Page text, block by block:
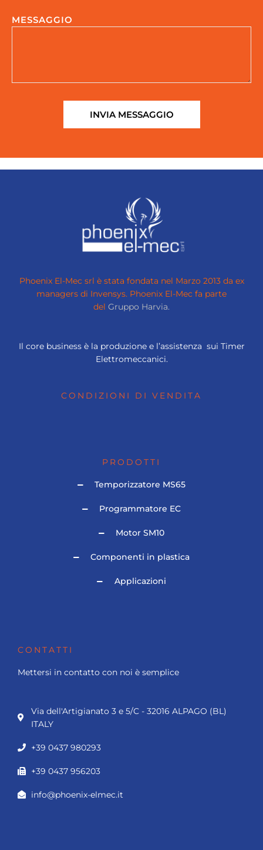
MESSAGGIO
INVIA MESSAGGIO
Phoenix El-Mec srl è stata fondata nel Marzo 2013 da ex
managers di Invensys. Phoenix El-Mec fa parte
del Gruppo Harvia.
Il core business è la produzione e l’assistenza sui Timer
Elettromeccanici.
CONDIZIONI DI VENDITA
PRODOTTI
Temporizzatore MS65
Programmatore EC
Motor SM10
Componenti in plastica
Applicazioni
CONTATTI
Mettersi in contatto con noi è semplice
Via dell'Artigianato 3 e 5/C - 32016 ALPAGO (BL)
ITALY
+39 0437 980293
+39 0437 956203
info@phoenix-elmec.it